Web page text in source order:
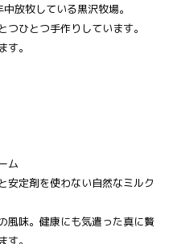
放牧している黒沢牧場。
ひとつ手作りしています。
。
ム
安定剤を使わない自然なミルク
風味。健康にも気遣った真に贅
。